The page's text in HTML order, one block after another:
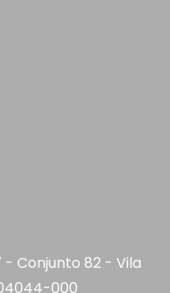
- Conjunto 82 - Vila
000